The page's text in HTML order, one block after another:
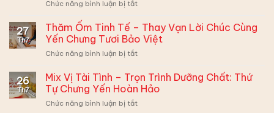
Xuất
Cùng
Hộp
Yến
Bảo
Việt
–
Đừng
Muộn
Phiền,
Có
Cách
Biến
Siêu
Chức năng bình luận bị tắtở
Mí
Công
Thức
Yến
Chưng
Ái”
27
Th7
Thăm Ốm Tinh Tế – Thay Vạn Lời Chúc Cùng
Yến Chưng Tươi Bảo Việt
Chức năng bình luận bị tắtở
Ốm
Tinh
Tế
–
26
Th7
Mix Vị Tài Tình – Trọn Trình Dưỡng Chất: Thứ
Tự Chưng Yến Hoàn Hảo
Chức năng bình luận bị tắtở